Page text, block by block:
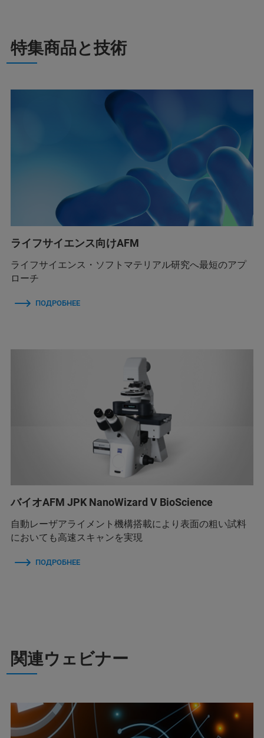
特集商品と技術
ライフサイエンス向けAFM
ライフサイエンス・ソフトマテリアル研究へ最短のアプ
ローチ
ПОДРОБНЕЕ
バイオAFM JPK NanoWizard V BioScience
自動レーザアライメント機構搭載により表面の粗い試料
においても高速スキャンを実現
ПОДРОБНЕЕ
関連ウェビナー